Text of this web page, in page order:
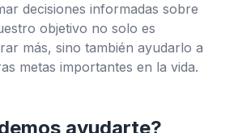
decisiones informadas sobre
objetivo no solo es
más, sino también ayudarlo a
metas importantes en la vida.
ayudarte?